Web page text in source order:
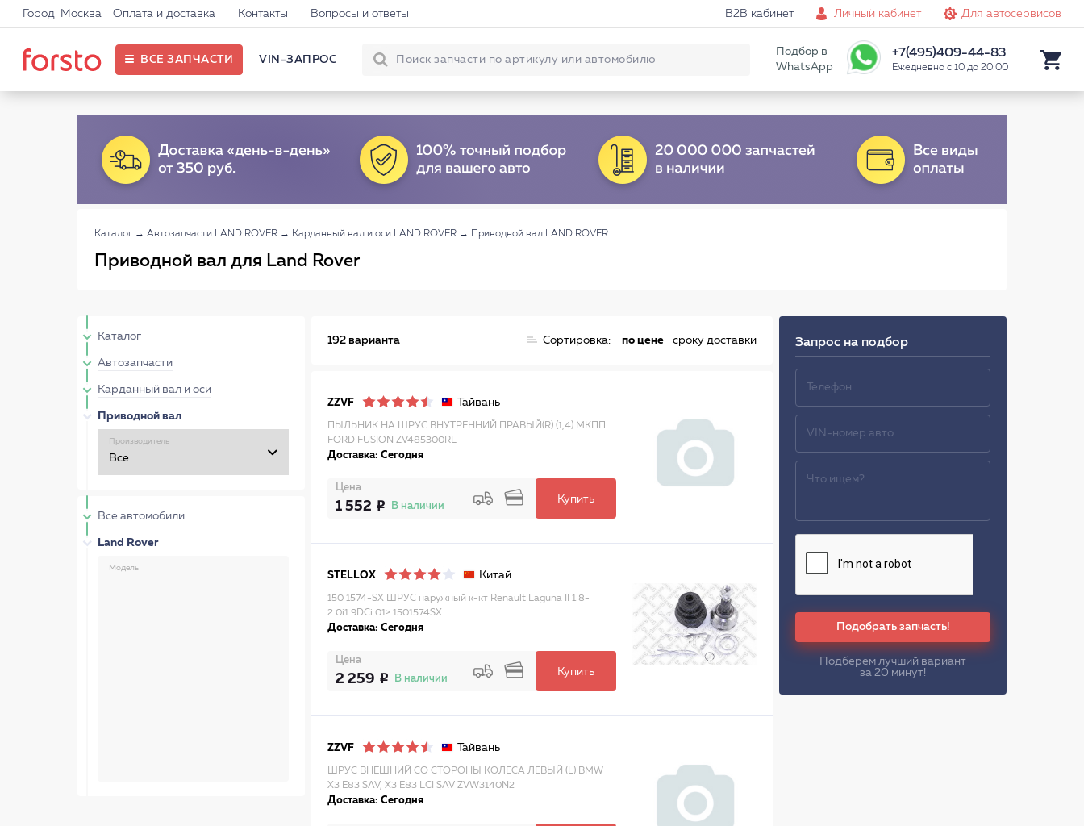
Город: Москва Оплата и доставка Контакты Вопросы и ответы B2B кабинет Личный кабинет Для автосервисов
ВСЕ ЗАПЧАСТИ VIN-ЗАПРОС
Подбор в
WhatsApp
+7(495)409-44-83
Ежедневно с 10 до 20:00
Каталог → Автозапчасти LAND ROVER → Карданный вал и оси LAND ROVER → Приводной вал LAND ROVER
Приводной вал для Land Rover
Каталог
Автозапчасти
Карданный вал и оси
Приводной вал
Производитель
Все автомобили
Land Rover
Модель
192 варианта Сортировка: по цене сроку доставки
ZZVF Тайвань
ПЫЛЬНИК НА ШРУС ВНУТРЕННИЙ ПРАВЫЙ(R) (1,4) МКПП
FORD FUSION ZV485300RL
Доставка: Сегодня
Цена
1 552 В наличии
Купить
STELLOX Китай
150 1574-SX ШРУС наружный к-кт Renault Laguna II 1.8-
2.0i1.9DCi 01> 1501574SX
Доставка: Сегодня
Цена
2 259 В наличии
Купить
ZZVF Тайвань
ШРУС ВНЕШНИЙ СО СТОРОНЫ КОЛЕСА ЛЕВЫЙ (L) BMW
X3 E83 SAV, X3 E83 LCI SAV ZVW3140N2
Доставка: Сегодня
Запрос на подбор
Подобрать запчасть!
Подберем лучший вариант
за 20 минут!